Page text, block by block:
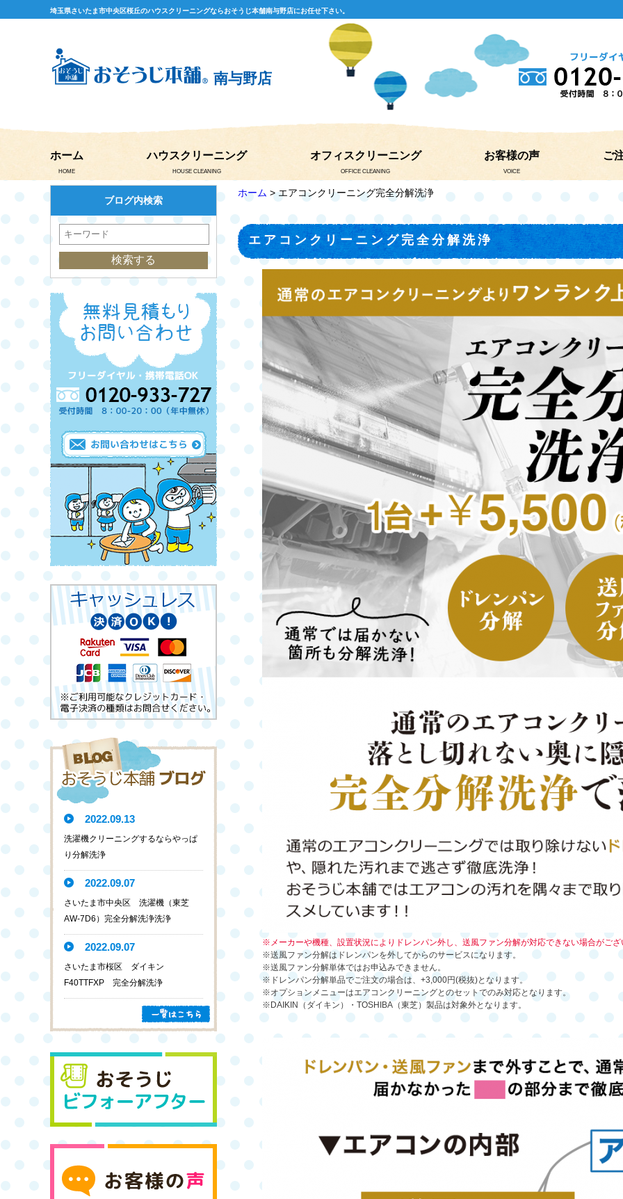
埼玉県さいたま市中央区桜丘のハウスクリーニングならおそうじ本舗南与野店にお任せ下さい。
南与野店
ホーム
HOME
ハウスクリーニング
HOUSE CLEANING
オフィスクリーニング
OFFICE CLEANING
お客様の声
VOICE
ご
ホーム > エアコンクリーニング完全分解洗浄
エアコンクリーニング完全分解洗浄
※メーカーや機種、設置状況によりドレンパン外し、送風ファン分解が対応できない場合がござ
※送風ファン分解はドレンパンを外してからのサービスになります。
※送風ファン分解単体ではお申込みできません。
※ドレンパン分解単品でご注文の場合は、+3,000円(税抜)となります。
※オプションメニューはエアコンクリーニングとのセットでのみ対応となります。
※DAIKIN（ダイキン）・TOSHIBA（東芝）製品は対象外となります。
ブログ内検索
2022.09.13
洗濯機クリーニングするならやっぱ
り分解洗浄
2022.09.07
さいたま市中央区 洗濯機（東芝
AW-7D6）完全分解洗浄洗浄
2022.09.07
さいたま市桜区 ダイキン
F40TTFXP 完全分解洗浄